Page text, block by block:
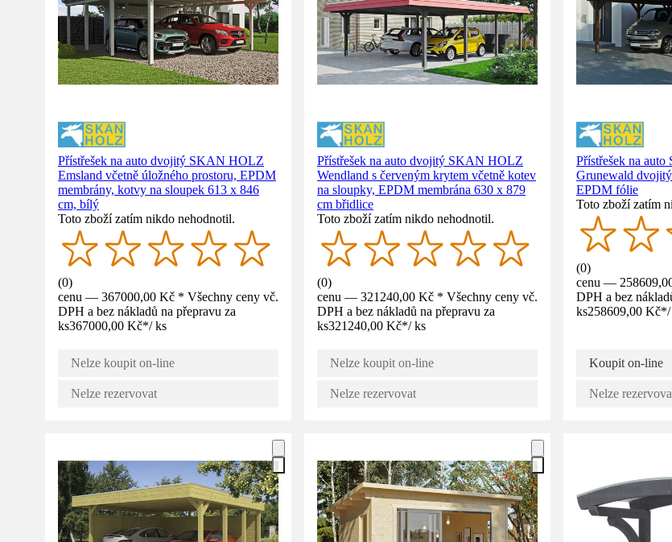
Přístřešek na auto dvojitý SKAN HOLZ
Emsland včetně úložného prostoru, EPDM
membrány, kotvy na sloupek 613 x 846
cm, bílý
Toto zboží zatím nikdo nehodnotil.
(0)
cenu — 367000,00 Kč * Všechny ceny vč.
DPH a bez nákladů na přepravu za
ks367000,00 Kč*/ ks
Nelze koupit on-line
Nelze rezervovat
Přístřešek na auto dvojitý SKAN HOLZ
Wendland s červeným krytem včetně kotev
na sloupky, EPDM membrána 630 x 879
cm břidlice
Toto zboží zatím nikdo nehodnotil.
(0)
cenu — 321240,00 Kč * Všechny ceny vč.
DPH a bez nákladů na přepravu za
ks321240,00 Kč*/ ks
Nelze koupit on-line
Nelze rezervovat
Přístřešek na
Grunewald
EPDM fólie
Toto zboží zatím
(0)
cenu —
DPH a bez
ks258609,00 Kč*/
Koupit on-line
Nelze